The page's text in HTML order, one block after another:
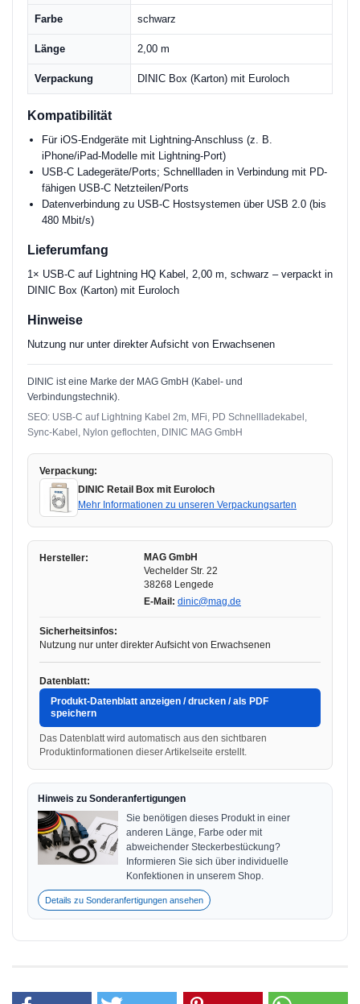
Farbe schwarz
Länge 2,00 m
Verpackung DINIC Box (Karton) mit Euroloch
Kompatibilität
Für iOS-Endgeräte mit Lightning-Anschluss (z. B.
iPhone/iPad-Modelle mit Lightning-Port)
USB-C Ladegeräte/Ports; Schnellladen in Verbindung mit PD-
fähigen USB-C Netzteilen/Ports
Datenverbindung zu USB-C Hostsystemen über USB 2.0 (bis
480 Mbit/s)
Lieferumfang
1× USB-C auf Lightning HQ Kabel, 2,00 m, schwarz – verpackt in
DINIC Box (Karton) mit Euroloch
Hinweise
Nutzung nur unter direkter Aufsicht von Erwachsenen
DINIC ist eine Marke der MAG GmbH (Kabel- und
Verbindungstechnik).
SEO: USB-C auf Lightning Kabel 2m, MFi, PD Schnellladekabel,
Sync-Kabel, Nylon geflochten, DINIC MAG GmbH
Verpackung:
DINIC Retail Box mit Euroloch
Mehr Informationen zu unseren Verpackungsarten
Hersteller:
MAG GmbH
Vechelder Str. 22
38268 Lengede
E-Mail: dinic@mag.de
Sicherheitsinfos:
Nutzung nur unter direkter Aufsicht von Erwachsenen
Datenblatt:
Produkt-Datenblatt anzeigen / drucken / als PDF
speichern
Das Datenblatt wird automatisch aus den sichtbaren
Produktinformationen dieser Artikelseite erstellt.
Hinweis zu Sonderanfertigungen
Sie benötigen dieses Produkt in einer
anderen Länge, Farbe oder mit
abweichender Steckerbestückung?
Informieren Sie sich über individuelle
Konfektionen in unserem Shop.
Details zu Sonderanfertigungen ansehen